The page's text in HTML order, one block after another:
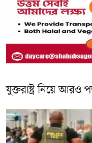
যুক্তরাষ্ট্র নিয়ে আরও